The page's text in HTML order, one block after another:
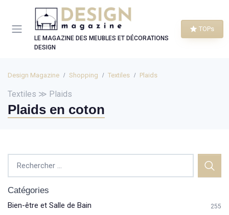
LE MAGAZINE DES MEUBLES ET DÉCORATIONS
DESIGN
TOPs
Design Magazine Shopping Textiles Plaids
Textiles ≫ Plaids
Plaids en coton
Catégories
Bien-être et Salle de Bain 255
Panneau de gestion des cookies